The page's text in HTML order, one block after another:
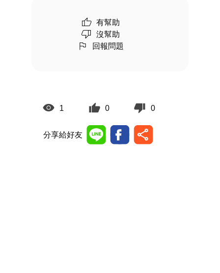
有幫助
沒幫助
回報問題
1 0 0
分享給好友